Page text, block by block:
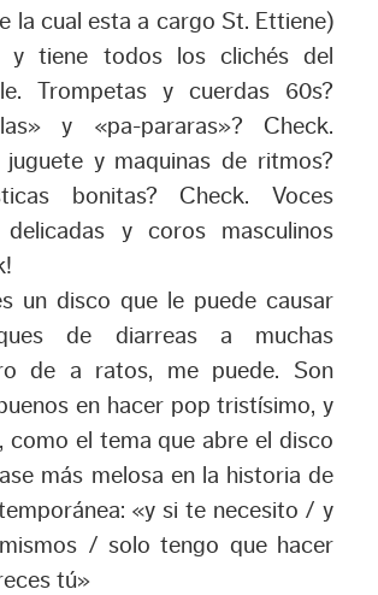
la cual esta a cargo St. Ettiene)
y tiene todos los clichés del
Trompetas y cuerdas 60s?
y «pa-pararas»? Check.
y maquinas de ritmos?
bonitas? Check. Voces
delicadas y coros masculinos
un disco que le puede causar
de diarreas a muchas
de a ratos, me puede. Son
en hacer pop tristísimo, y
como el tema que abre el disco
más melosa en la historia de
«y si te necesito / y
/ solo tengo que hacer
tú»